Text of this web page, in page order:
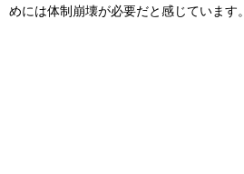
めには体制崩壊が必要だと感じています。